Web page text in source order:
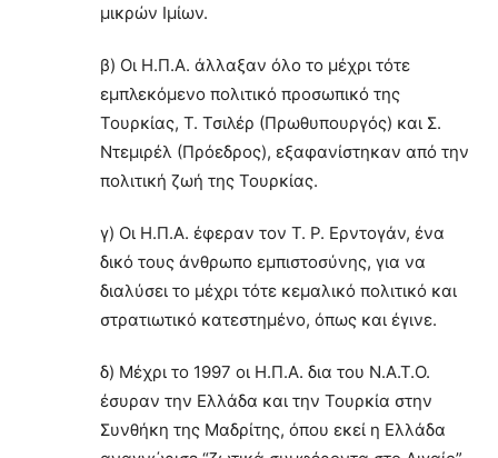
μικρών Ιμίων.
β) Οι Η.Π.Α. άλλαξαν όλο το μέχρι τότε
εμπλεκόμενο πολιτικό προσωπικό της
Τουρκίας, Τ. Τσιλέρ (Πρωθυπουργός) και Σ.
Ντεμιρέλ (Πρόεδρος), εξαφανίστηκαν από την
πολιτική ζωή της Τουρκίας.
γ) Οι Η.Π.Α. έφεραν τον Τ. Ρ. Ερντογάν, ένα
δικό τους άνθρωπο εμπιστοσύνης, για να
διαλύσει το μέχρι τότε κεμαλικό πολιτικό και
στρατιωτικό κατεστημένο, όπως και έγινε.
δ) Μέχρι το 1997 οι Η.Π.Α. δια του Ν.Α.Τ.Ο.
έσυραν την Ελλάδα και την Τουρκία στην
Συνθήκη της Μαδρίτης, όπου εκεί η Ελλάδα